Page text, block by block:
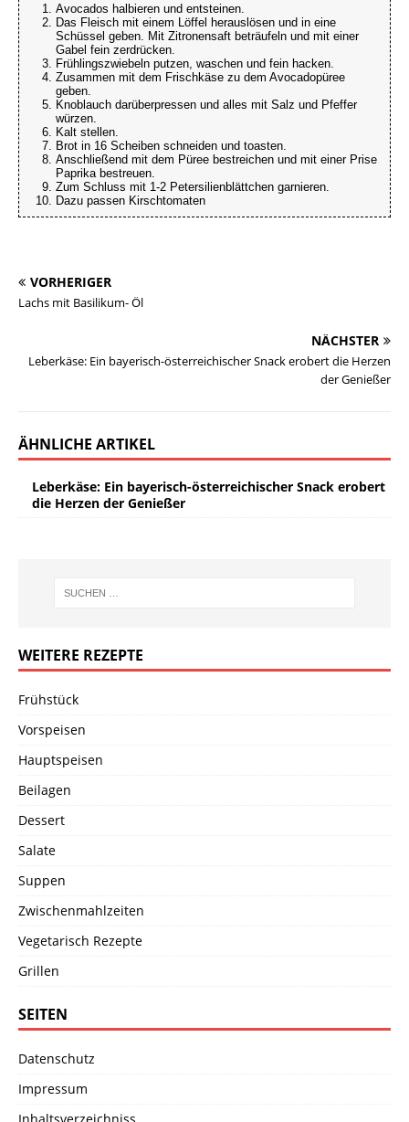
Avocados halbieren und entsteinen.
Das Fleisch mit einem Löffel herauslösen und in eine
Schüssel geben. Mit Zitronensaft beträufeln und mit einer
Gabel fein zerdrücken.
Frühlingszwiebeln putzen, waschen und fein hacken.
Zusammen mit dem Frischkäse zu dem Avocadopüree
geben.
Knoblauch darüberpressen und alles mit Salz und Pfeffer
würzen.
Kalt stellen.
Brot in 16 Scheiben schneiden und toasten.
Anschließend mit dem Püree bestreichen und mit einer Prise
Paprika bestreuen.
Zum Schluss mit 1-2 Petersilienblättchen garnieren.
Dazu passen Kirschtomaten
VORHERIGER
Lachs mit Basilikum- Öl
NÄCHSTER
Leberkäse: Ein bayerisch-österreichischer Snack erobert die Herzen
der Genießer
ÄHNLICHE ARTIKEL
Leberkäse: Ein bayerisch-österreichischer Snack erobert
die Herzen der Genießer
WEITERE REZEPTE
Frühstück
Vorspeisen
Hauptspeisen
Beilagen
Dessert
Salate
Suppen
Zwischenmahlzeiten
Vegetarisch Rezepte
Grillen
SEITEN
Datenschutz
Impressum